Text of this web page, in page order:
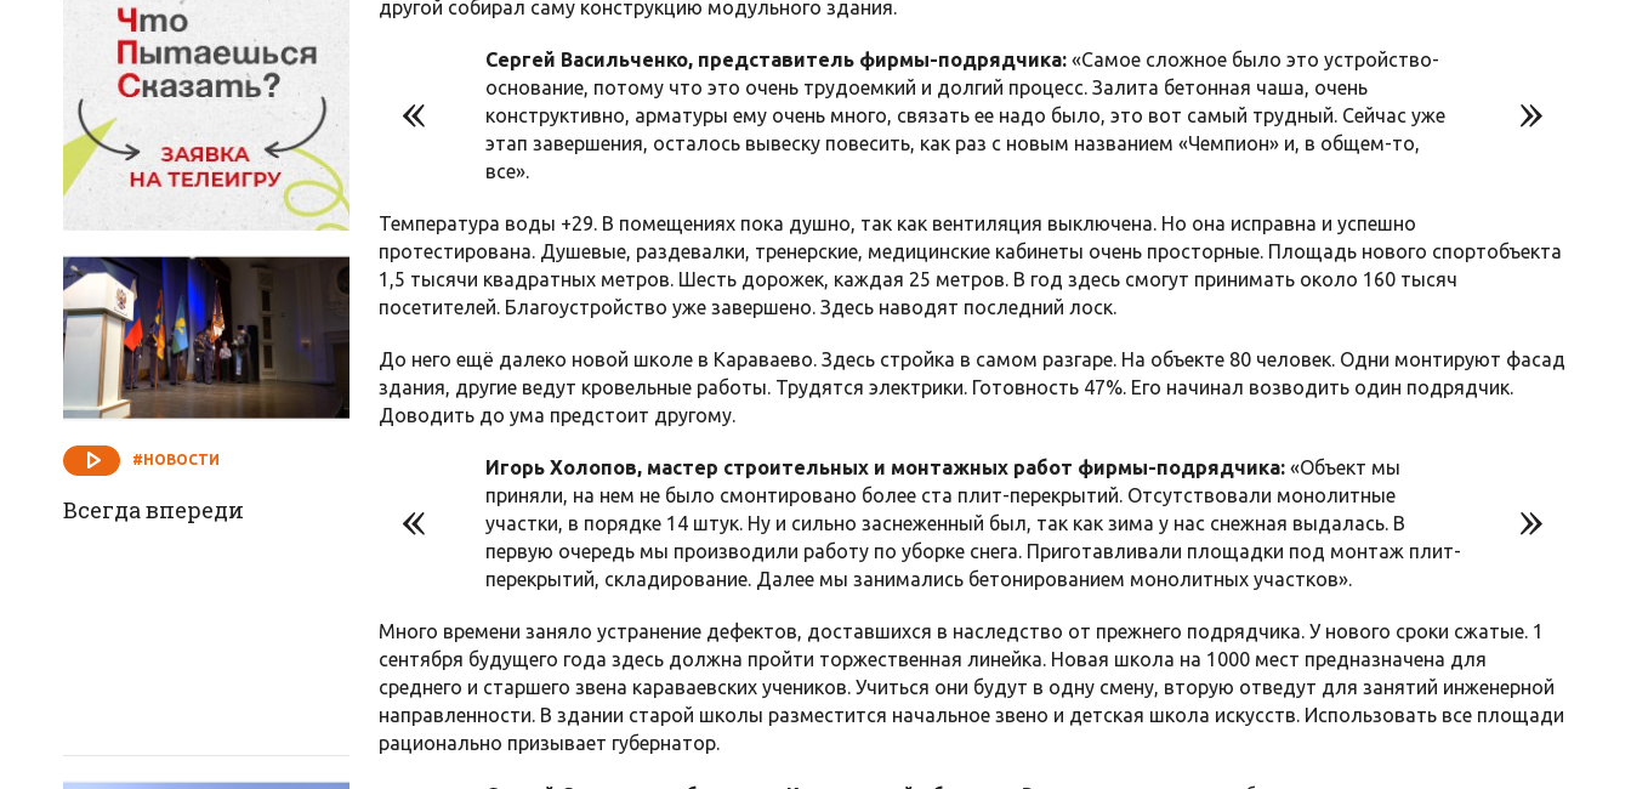
другой собирал саму конструкцию модульного здания.
Сергей Васильченко, представитель фирмы-подрядчика: «Самое сложное было это устройство-
основание, потому что это очень трудоемкий и долгий процесс. Залита бетонная чаша, очень
конструктивно, арматуры ему очень много, связать ее надо было, это вот самый трудный. Сейчас уже
этап завершения, осталось вывеску повесить, как раз с новым названием «Чемпион» и, в общем-то,
все».
Температура воды +29. В помещениях пока душно, так как вентиляция выключена. Но она исправна и успешно
протестирована. Душевые, раздевалки, тренерские, медицинские кабинеты очень просторные. Площадь нового спортобъекта
1,5 тысячи квадратных метров. Шесть дорожек, каждая 25 метров. В год здесь смогут принимать около 160 тысяч
посетителей. Благоустройство уже завершено. Здесь наводят последний лоск.
До него ещё далеко новой школе в Караваево. Здесь стройка в самом разгаре. На объекте 80 человек. Одни монтируют фасад
здания, другие ведут кровельные работы. Трудятся электрики. Готовность 47%. Его начинал возводить один подрядчик.
Доводить до ума предстоит другому.
Игорь Холопов, мастер строительных и монтажных работ фирмы-подрядчика: «Объект мы
приняли, на нем не было смонтировано более ста плит-перекрытий. Отсутствовали монолитные
участки, в порядке 14 штук. Ну и сильно заснеженный был, так как зима у нас снежная выдалась. В
первую очередь мы производили работу по уборке снега. Приготавливали площадки под монтаж плит-
перекрытий, складирование. Далее мы занимались бетонированием монолитных участков».
Много времени заняло устранение дефектов, доставшихся в наследство от прежнего подрядчика. У нового сроки сжатые. 1
сентября будущего года здесь должна пройти торжественная линейка. Новая школа на 1000 мест предназначена для
среднего и старшего звена караваевских учеников. Учиться они будут в одну смену, вторую отведут для занятий инженерной
направленности. В здании старой школы разместится начальное звено и детская школа искусств. Использовать все площади
рационально призывает губернатор.
#НОВОСТИ
Всегда впереди